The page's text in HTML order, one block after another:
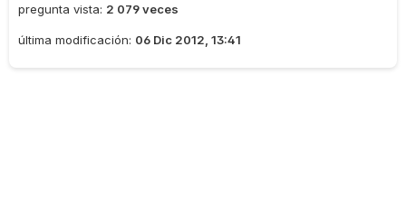
pregunta vista: 2 079 veces
última modificación: 06 Dic 2012, 13:41